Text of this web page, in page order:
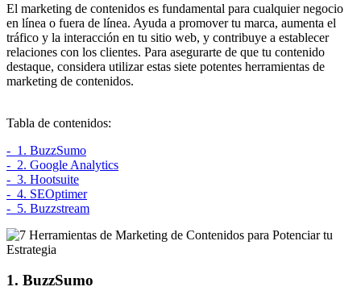
El marketing de contenidos es fundamental para cualquier negocio
en línea o fuera de línea. Ayuda a promover tu marca, aumenta el
tráfico y la interacción en tu sitio web, y contribuye a establecer
relaciones con los clientes. Para asegurarte de que tu contenido
destaque, considera utilizar estas siete potentes herramientas de
marketing de contenidos.
Tabla de contenidos:
- 1. BuzzSumo
- 2. Google Analytics
- 3. Hootsuite
- 4. SEOptimer
- 5. Buzzstream
1. BuzzSumo